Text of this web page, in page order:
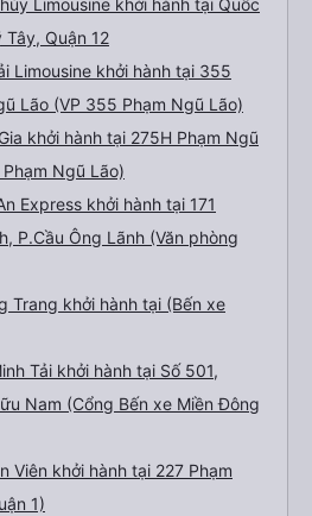
Limousine khởi hành tại Quốc
Tây, Quận 12
Limousine khởi hành tại 355
Lão (VP 355 Phạm Ngũ Lão)
khởi hành tại 275H Phạm Ngũ
Ngũ Lão)
Express khởi hành tại 171
P.Cầu Ông Lãnh (Văn phòng
Trang khởi hành tại (Bến xe
Tải khởi hành tại Số 501,
Nam (Cổng Bến xe Miền Đông
Viên khởi hành tại 227 Phạm
1)